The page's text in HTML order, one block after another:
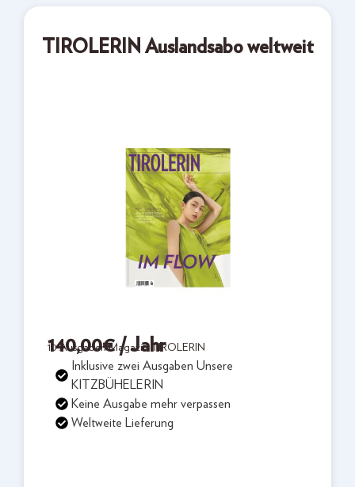
TIROLERIN Auslandsabo weltweit
140,00€ / Jahr
10 Ausgaben Magazin TIROLERIN
Inklusive zwei Ausgaben Unsere
KITZBÜHELERIN
Keine Ausgabe mehr verpassen
Weltweite Lieferung